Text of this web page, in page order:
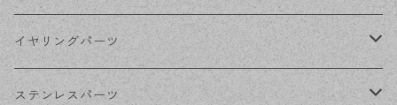
シルバー
ホワイトシルバー
ポストピアス
フックピアス
イヤリングパーツ
ネジばねイヤリング
ステンレスパーツ